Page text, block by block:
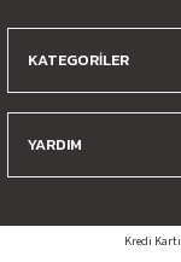
KATEGORİLER
YARDIM
Kredi